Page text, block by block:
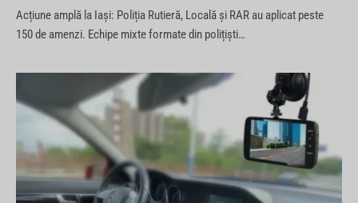
Acțiune amplă la Iași: Poliția Rutieră, Locală și RAR au aplicat peste
150 de amenzi. Echipe mixte formate din polițiști…